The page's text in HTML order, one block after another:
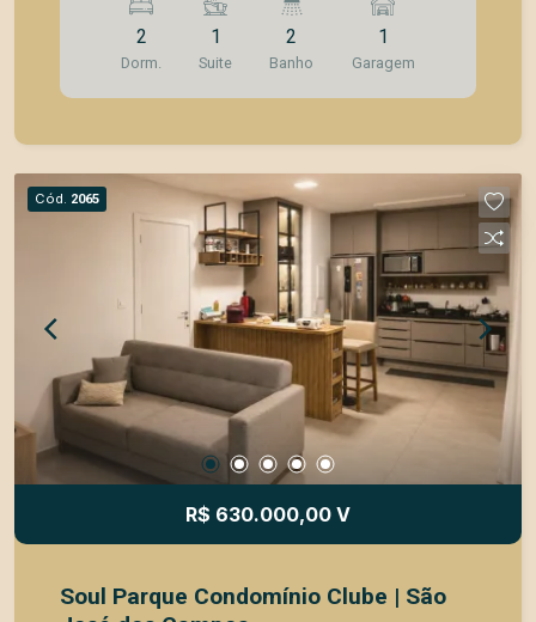
com churrasqueira a carvão, fechamento com
cortina de vidros e tela de proteção Banheiros
com box e chuveiros cozinha área de serviços
área técnica com fechamento p instalação das
acionamento visual Salão de festas mobiliado
Academia com aparelhos Salão de Jogos Espaço
Gourmet com churrasqueira, mesa cadeiras,
2
Dorm.
1
Suite
2
Banho
1
Garagem
Cód. 2065
R$ 630.000,00 V
Soul Parque Condomínio Clube | São